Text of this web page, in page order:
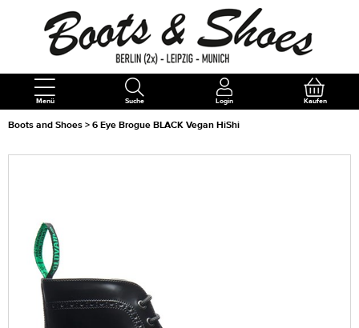
Menü Suche Login Kaufen
Boots and Shoes > 6 Eye Brogue BLACK Vegan HiShi